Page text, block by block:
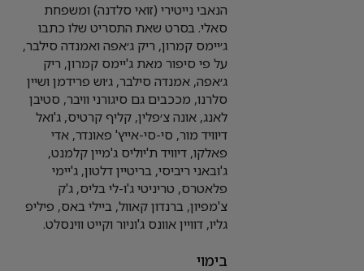
הנאבי נייטירי (זואי סלדנה) ומשפחת
סאלי. בסרט שאת התסריט שלו כתבו
ג׳יימס קמרון, ריק ג׳אפה ואמנדה סילבר,
על פי סיפור מאת ג'יימס קמרון, ריק
ג׳אפה, אמנדה סילבר, ג׳וש פרידמן ושיין
סלרנו, מככבים גם סיגורני וויבר, סטיבן
לאנג, אונה צ׳פלין, קליף קרטיס, ג'ואל
דיוויד מור, סי-סי-אייץ' פאונדר, אדי
פאלקו, דיוויד ת'יוליס ג'מיין קלמנט,
ג'ובאני ריביסי, בריטיין דלטון, ג'יימי
פלאטרס, טריניטי ג'ו-לי בליס, ג'ק
צ'מפיון, ברנדון קאוול, ביילי באס, פיליפ
גליו, דוויין אוונס ג'וניור וקייט ווינסלט.
בימוי